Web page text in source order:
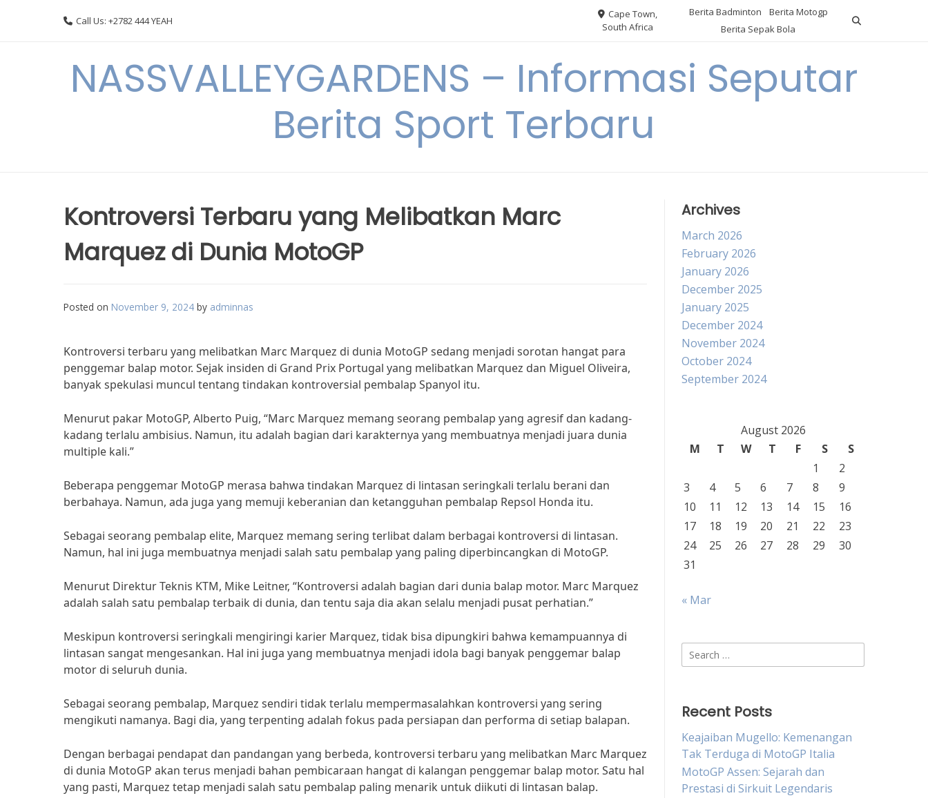
Call Us: +2782 444 YEAH
Cape Town,
South Africa
Berita Badminton
Berita Motogp
Berita Sepak Bola
NASSVALLEYGARDENS – Informasi Seputar
Berita Sport Terbaru
Kontroversi Terbaru yang Melibatkan Marc
Marquez di Dunia MotoGP
Posted on November 9, 2024 by adminnas
Kontroversi terbaru yang melibatkan Marc Marquez di dunia MotoGP sedang menjadi sorotan hangat para
penggemar balap motor. Sejak insiden di Grand Prix Portugal yang melibatkan Marquez dan Miguel Oliveira,
banyak spekulasi muncul tentang tindakan kontroversial pembalap Spanyol itu.
Menurut pakar MotoGP, Alberto Puig, “Marc Marquez memang seorang pembalap yang agresif dan kadang-
kadang terlalu ambisius. Namun, itu adalah bagian dari karakternya yang membuatnya menjadi juara dunia
multiple kali.”
Beberapa penggemar MotoGP merasa bahwa tindakan Marquez di lintasan seringkali terlalu berani dan
berbahaya. Namun, ada juga yang memuji keberanian dan ketangguhan pembalap Repsol Honda itu.
Sebagai seorang pembalap elite, Marquez memang sering terlibat dalam berbagai kontroversi di lintasan.
Namun, hal ini juga membuatnya menjadi salah satu pembalap yang paling diperbincangkan di MotoGP.
Menurut Direktur Teknis KTM, Mike Leitner, “Kontroversi adalah bagian dari dunia balap motor. Marc Marquez
adalah salah satu pembalap terbaik di dunia, dan tentu saja dia akan selalu menjadi pusat perhatian.”
Meskipun kontroversi seringkali mengiringi karier Marquez, tidak bisa dipungkiri bahwa kemampuannya di
lintasan sangat mengesankan. Hal ini juga yang membuatnya menjadi idola bagi banyak penggemar balap
motor di seluruh dunia.
Sebagai seorang pembalap, Marquez sendiri tidak terlalu mempermasalahkan kontroversi yang sering
mengikuti namanya. Bagi dia, yang terpenting adalah fokus pada persiapan dan performa di setiap balapan.
Dengan berbagai pendapat dan pandangan yang berbeda, kontroversi terbaru yang melibatkan Marc Marquez
di dunia MotoGP akan terus menjadi bahan pembicaraan hangat di kalangan penggemar balap motor. Satu hal
yang pasti, Marquez tetap menjadi salah satu pembalap paling menarik untuk diikuti di lintasan balap.
Archives
March 2026
February 2026
January 2026
December 2025
January 2025
December 2024
November 2024
October 2024
September 2024
August 2026
M
T W T F S
S
1
2
3
4 5 6 7 8
9
10
11 12 13 14 15
16
17
18 19 20 21 22
23
24
25 26 27 28 29
30
31
« Mar
Search
for:
Recent Posts
Keajaiban Mugello: Kemenangan
Tak Terduga di MotoGP Italia
MotoGP Assen: Sejarah dan
Prestasi di Sirkuit Legendaris